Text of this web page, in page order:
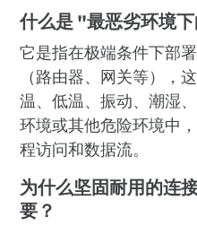
什么是 "最恶劣环境
它是指在极端条件下部
（路由器、网关等），
温、低温、振动、潮湿
环境或其他危险环境中
程访问和数据流。
为什么坚固耐用的连
要？